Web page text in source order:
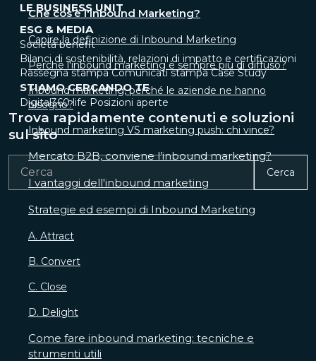
LE BUSINESS UNIT
ESG & MEDIA
Società benefit
Bilanci di sostenibilità, relazioni di impatto e certificazioni
Rassegna stampa Comunicati stampa Case Study
STIAMO CERCANDO TE
Digital360 life Posizioni aperte
Trova rapidamente contenuti e soluzioni
sul sito
Cerca
Che cos’è l'Inbound Marketing?
Capire la definizione di Inbound Marketing
Perché l'inbound marketing è sempre più di diffuso?
Inbound marketing, perché le aziende ne hanno
bisogno?
Inbound marketing VS marketing push: chi vince?
Mercato B2B, conviene l’inbound marketing?
I vantaggi dell'inbound marketing
Strategie ed esempi di Inbound Marketing
A. Attract
B. Convert
C. Close
D. Delight
Come fare inbound marketing: tecniche e
strumenti utili